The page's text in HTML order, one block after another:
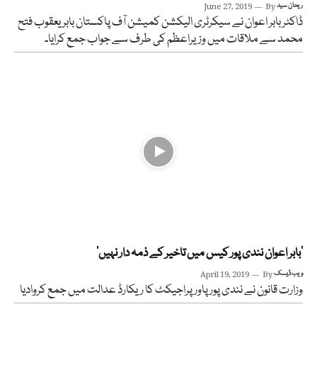
June 27, 2019 Byریحان سید
ڈاکٹر بابر اعوان نے سیکرٹری الیکشن کمیشن آف پاکستان بابر یعقوب فتح
محمد سے ملاقات میں وزیراعظم کی طرف سے جواب جمع کرایا۔
‘بابر اعوان نندی پور کیس میں تاخیر کے ذمہ دار نہیں‘
April 19, 2019 Byویب ڈیسک
وزارت قانون نے نندی پور پاور پراجیکٹ کا ریکارڈ عدالت میں جمع کروادیا